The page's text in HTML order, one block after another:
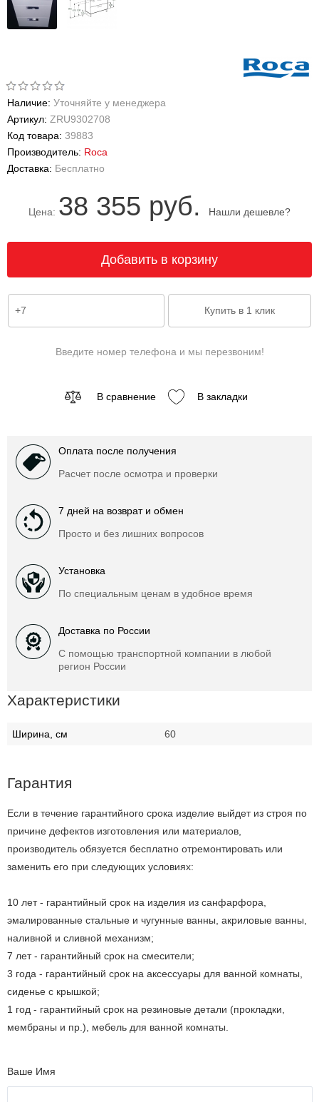
Наличие: Уточняйте у менеджера
Артикул: ZRU9302708
Код товара: 39883
Производитель: Roca
Доставка: Бесплатно
Цена: 38 355 руб. Нашли дешевле?
Введите номер телефона и мы перезвоним!
В сравнение В закладки
Оплата после получения
Расчет после осмотра и проверки
7 дней на возврат и обмен
Просто и без лишних вопросов
Установка
По специальным ценам в удобное время
Доставка по России
С помощью транспортной компании в любой
регион России
Характеристики
Ширина, см 60
Гарантия
Если в течение гарантийного срока изделие выйдет из строя по
причине дефектов изготовления или материалов,
производитель обязуется бесплатно отремонтировать или
заменить его при следующих условиях:
10 лет - гарантийный срок на изделия из санфарфора,
эмалированные стальные и чугунные ванны, акриловые ванны,
наливной и сливной механизм;
7 лет - гарантийный срок на смесители;
3 года - гарантийный срок на аксессуары для ванной комнаты,
сиденье с крышкой;
1 год - гарантийный срок на резиновые детали (прокладки,
мембраны и пр.), мебель для ванной комнаты.
Ваше Имя